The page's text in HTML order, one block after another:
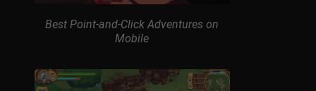
Best Point-and-Click Adventures on
Mobile